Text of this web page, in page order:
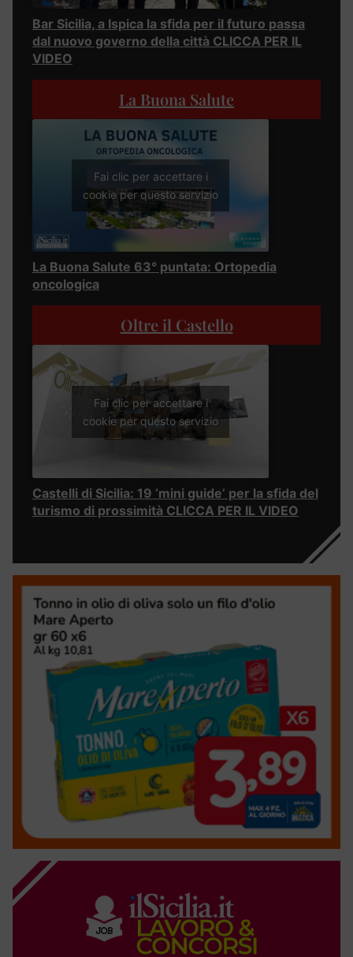
Bar Sicilia, a Ispica la sfida per il futuro passa
dal nuovo governo della città CLICCA PER IL
VIDEO
La Buona Salute
Fai clic per accettare i
cookie per questo servizio
La Buona Salute 63° puntata: Ortopedia
oncologica
Oltre il Castello
Fai clic per accettare i
cookie per questo servizio
Castelli di Sicilia: 19 ‘mini guide’ per la sfida del
turismo di prossimità CLICCA PER IL VIDEO